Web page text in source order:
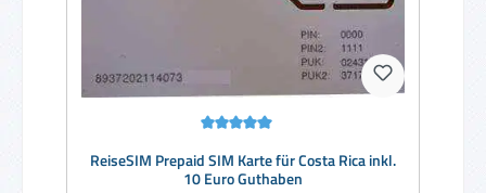
ReiseSIM Prepaid SIM Karte für Costa Rica inkl.
10 Euro Guthaben